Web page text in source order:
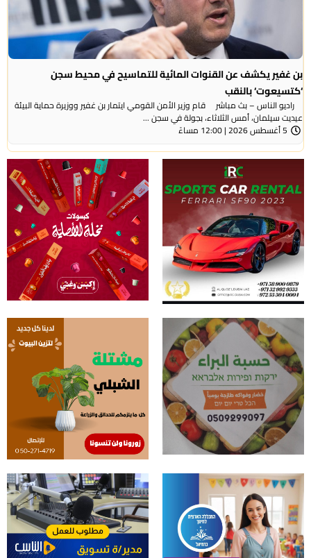
بن غفير يكشف عن القنوات المائية للتماسيح في محيط سجن
‘كتسيعوت‘ بالنقب
راديو الناس – بث مباشر قام وزير الأمن القومي ايتمار بن غفير ووزيرة حماية البيئة
عيديت سيلمان، أمس الثلاثاء، بجولة في سجن ...
5 أغسطس 2026 | 12:00 مساءً